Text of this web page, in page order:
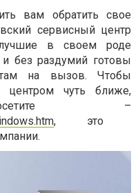
вам обратить свое
сервисный центр
лучшие в своем роде
без раздумий готовы
на вызов. Чтобы
центром чуть ближе,
–
, это